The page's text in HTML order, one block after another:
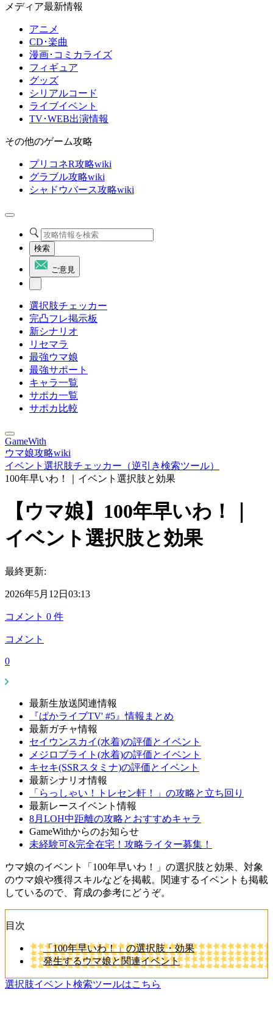
メディア最新情報
アニメ
CD･楽曲
漫画･コミカライズ
フィギュア
グッズ
シリアルコード
ライブイベント
TV･WEB出演情報
その他のゲーム攻略
プリコネR攻略wiki
グラブル攻略wiki
シャドウバース攻略wiki
検索
ご意見
選択肢チェッカー
完凸フレ掲示板
新シナリオ
リセマラ
最強ウマ娘
最強サポート
キャラ一覧
サポカ一覧
サポカ比較
GameWith
ウマ娘攻略wiki
イベント選択肢チェッカー（逆引き検索ツール）
100年早いわ！｜イベント選択肢と効果
【ウマ娘】100年早いわ！｜
イベント選択肢と効果
最終更新:
2026年5月12日03:13
コメント 0 件
コメント
0
最新生放送関連情報
『ぱかライブTV' #5』情報まとめ
最新ガチャ情報
セイウンスカイ(水着)の評価とイベント
メジロブライト(水着)の評価とイベント
キセキ(SSRスタミナ)の評価とイベント
最新シナリオ情報
「らっしゃい！トレセン軒！」の攻略と立ち回り
最新レースイベント情報
8月LOH中距離の攻略とおすすめキャラ
GameWithからのお知らせ
未経験可&完全在宅！攻略ライター募集！
ウマ娘のイベント「100年早いわ！」の選択肢と効果、対象
のウマ娘や獲得スキルなどを掲載。関連するイベントも掲載
しているので、育成の参考にどうぞ。
目次
「100年早いわ！」の選択肢・効果
発生するウマ娘と関連イベント
選択肢イベント検索ツールはこちら